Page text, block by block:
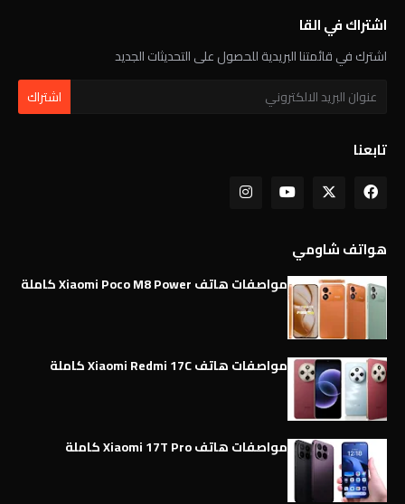
اشتراك في القا
اشترك في قائمتنا البريدية للحصول على التحديثات الجديد
تابعنا
هواتف شاومي
مواصفات هاتف Xiaomi Poco M8 Power كاملة
مواصفات هاتف Xiaomi Redmi 17C كاملة
مواصفات هاتف Xiaomi 17T Pro كاملة